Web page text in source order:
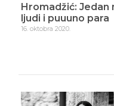
Hromadžić: Jedan
ljudi i puuuno para
16. oktobra 2020.